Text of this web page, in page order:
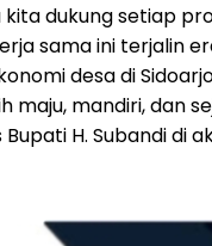
dukung setiap
sama ini terjalin
desa di
maju, mandiri, dan
H. Subandi di